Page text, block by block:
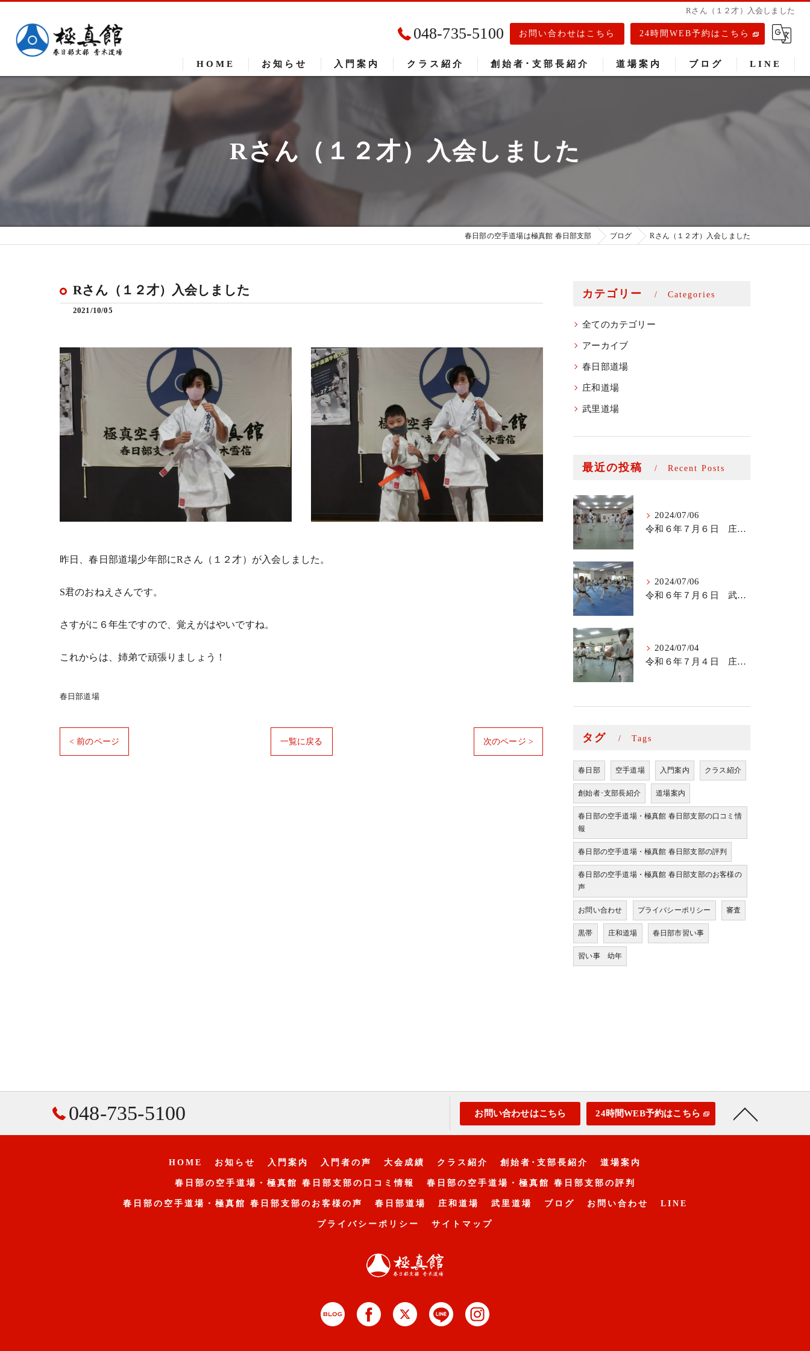
Rさん（１２才）入会しました
048-735-5100 お問い合わせはこちら 24時間WEB予約はこちら
HOME お知らせ 入門案内 クラス紹介 創始者･支部長紹介 道場案内 ブログ LINE
Rさん（１２才）入会しました
春日部の空手道場は極真館 春日部支部 ブログ Rさん（１２才）入会しました
Rさん（１２才）入会しました
2021/10/05
昨日、春日部道場少年部にRさん（１２才）が入会しました。
S君のおねえさんです。
さすがに６年生ですので、覚えがはやいですね。
これからは、姉弟で頑張りましょう！
春日部道場
< 前のページ 一覧に戻る 次のページ >
カテゴリー Categories
全てのカテゴリー
アーカイブ
春日部道場
庄和道場
武里道場
最近の投稿 Recent Posts
2024/07/06
令和６年７月６日 庄和道場少年部
2024/07/06
令和６年７月６日 武里道場少年部
2024/07/04
令和６年７月４日 庄和道場の稽古
タグ Tags
春日部 空手道場 入門案内 クラス紹介
創始者･支部長紹介 道場案内
春日部の空手道場・極真館 春日部支部の口コミ情
報
春日部の空手道場・極真館 春日部支部の評判
春日部の空手道場・極真館 春日部支部のお客様の
声
お問い合わせ プライバシーポリシー 審査
黒帯 庄和道場 春日部市習い事
習い事 幼年
048-735-5100 お問い合わせはこちら 24時間WEB予約はこちら
HOME お知らせ 入門案内 入門者の声 大会成績 クラス紹介 創始者･支部長紹介 道場案内
春日部の空手道場・極真館 春日部支部の口コミ情報 春日部の空手道場・極真館 春日部支部の評判
春日部の空手道場・極真館 春日部支部のお客様の声 春日部道場 庄和道場 武里道場 ブログ お問い合わせ LINE
プライバシーポリシー サイトマップ